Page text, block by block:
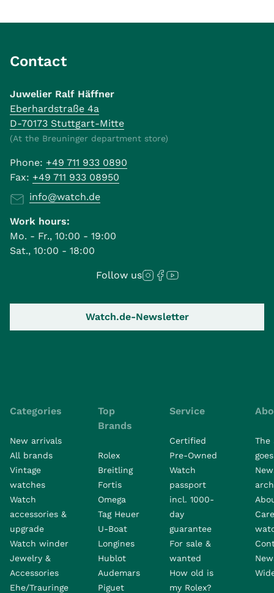
Contact
Juwelier Ralf Häffner
Eberhardstraße 4a
D-70173 Stuttgart-Mitte
(At the Breuninger department store)
Phone: +49 711 933 0890
Fax: +49 711 933 08950
info@watch.de
Work hours:
Mo. - Fr., 10:00 - 19:00
Sat., 10:00 - 18:00
Follow us
Watch.de-Newsletter
Categories
New arrivals
All brands
Vintage
watches
Watch
accessories &
upgrade
Watch winder
Jewelry &
Accessories
Ehe/Trauringe
Top
Brands
Rolex
Breitling
Fortis
Omega
Tag Heuer
U-Boat
Longines
Hublot
Audemars
Piguet
Service
Certified
Pre-Owned
Watch
passport
incl. 1000-
day
guarantee
For sale &
wanted
How old is
my Rolex?
The